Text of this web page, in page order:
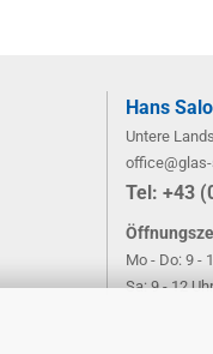
Hans
Untere
​Tel: +43
Mo - Do: 9 -
Sa: 9 - 12 Uhr